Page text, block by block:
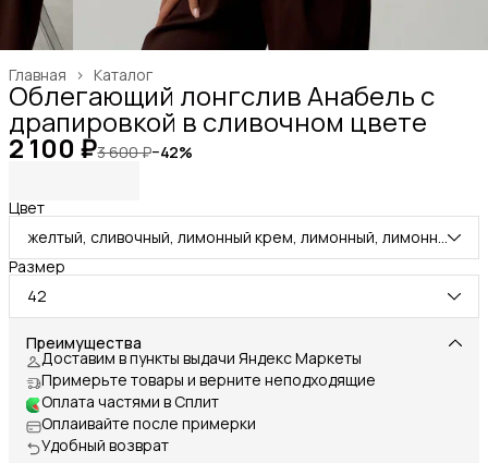
Каталог
Главная ›
Облегающий лонгслив Анабель с
драпировкой в сливочном цвете
2 100 ₽3 600 ₽−42%
Цвет
Размер
42
Преимущества
Доставим в пункты выдачи Яндекс Маркеты
Примерьте товары и верните неподходящие
Оплата частями в Сплит
Оплаивайте после примерки
Удобный возврат